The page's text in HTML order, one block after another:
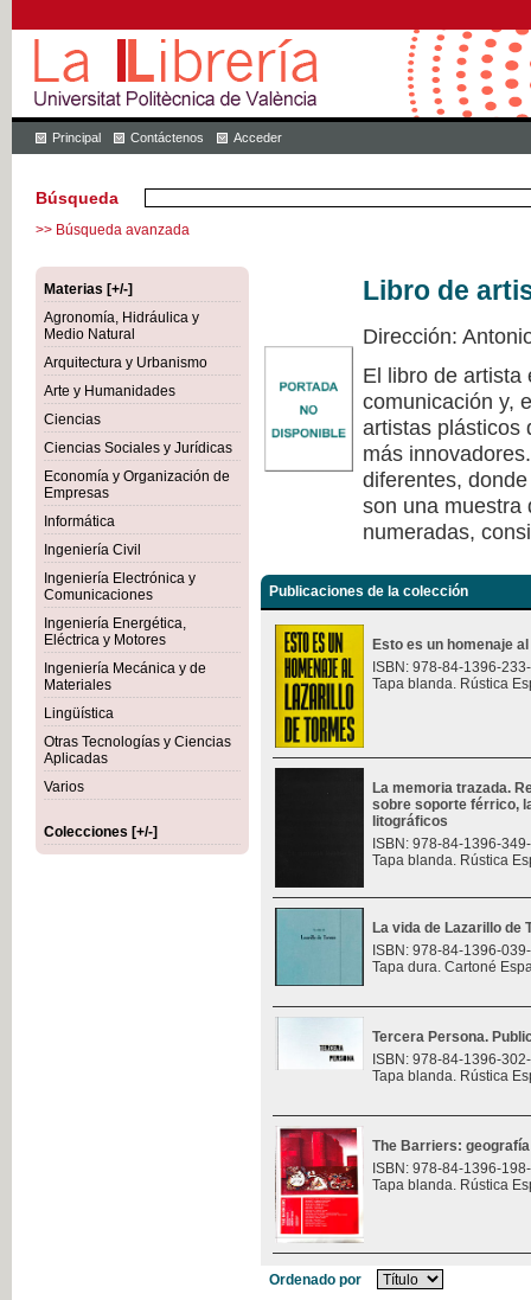
Principal Contáctenos Acceder
Búsqueda
>> Búsqueda avanzada
Materias [+/-]
Agronomía, Hidráulica y
Medio Natural
Arquitectura y Urbanismo
Arte y Humanidades
Ciencias
Ciencias Sociales y Jurídicas
Economía y Organización de
Empresas
Informática
Ingeniería Civil
Ingeniería Electrónica y
Comunicaciones
Ingeniería Energética,
Eléctrica y Motores
Ingeniería Mecánica y de
Materiales
Lingüística
Otras Tecnologías y Ciencias
Aplicadas
Varios
Colecciones [+/-]
Libro de
Dirección:
El libro de artista
comunicación y,
artistas plásticos
más
diferentes,
son una muestra
numeradas,
Publicaciones de la colección
Esto es un homenaje
ISBN: 978-84-1396-
Tapa blanda. Rústica
La memoria trazada.
sobre soporte férrico,
litográficos
ISBN: 978-84-1396-
Tapa blanda. Rústica
La vida de Lazarillo de
ISBN: 978-84-1396-
Tapa dura. Cartoné
Tercera Persona.
ISBN: 978-84-1396-
Tapa blanda. Rústica
The Barriers:
ISBN: 978-84-1396-
Tapa blanda. Rústica
Ordenado por